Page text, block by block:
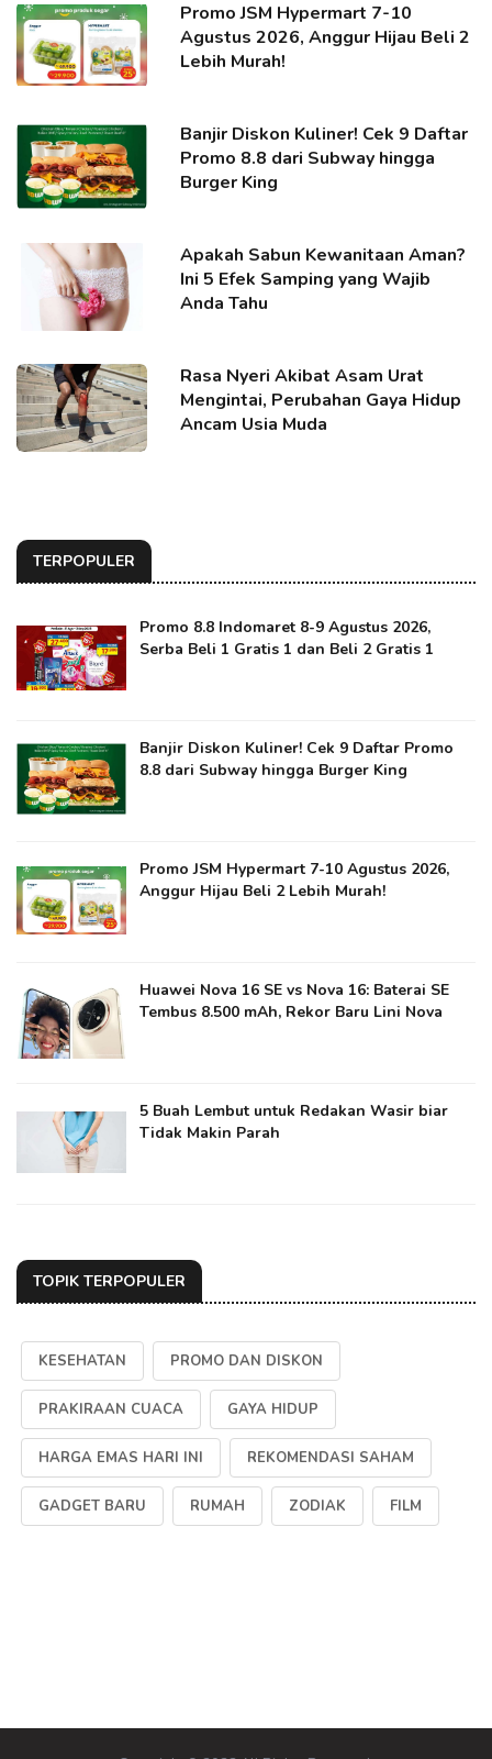
Promo JSM Hypermart 7-10
Agustus 2026, Anggur Hijau Beli 2
Lebih Murah!
Banjir Diskon Kuliner! Cek 9 Daftar
Promo 8.8 dari Subway hingga
Burger King
Apakah Sabun Kewanitaan Aman?
Ini 5 Efek Samping yang Wajib
Anda Tahu
Rasa Nyeri Akibat Asam Urat
Mengintai, Perubahan Gaya Hidup
Ancam Usia Muda
TERPOPULER
Promo 8.8 Indomaret 8-9 Agustus 2026,
Serba Beli 1 Gratis 1 dan Beli 2 Gratis 1
Banjir Diskon Kuliner! Cek 9 Daftar Promo
8.8 dari Subway hingga Burger King
Promo JSM Hypermart 7-10 Agustus 2026,
Anggur Hijau Beli 2 Lebih Murah!
Huawei Nova 16 SE vs Nova 16: Baterai SE
Tembus 8.500 mAh, Rekor Baru Lini Nova
5 Buah Lembut untuk Redakan Wasir biar
Tidak Makin Parah
TOPIK TERPOPULER
KESEHATAN PROMO DAN DISKON
PRAKIRAAN CUACA GAYA HIDUP
HARGA EMAS HARI INI REKOMENDASI SAHAM
GADGET BARU RUMAH ZODIAK FILM